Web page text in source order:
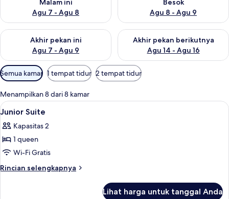
Malam ini
Agu 7 - Agu 8
Besok
Agu 8 - Agu 9
Akhir pekan ini
Agu 7 - Agu 9
Periksa ketersediaan untuk akhir pekan ini Agu 7 - Agu 9
Akhir pekan berikutnya
Agu 14 - Agu 16
Periksa ketersediaan untuk
Filter
tersedia
untuk
kamar
Semua kamar 1 tempat tidur 2 tempat tidur
Menampilkan 8 dari 8 kamar
Lihat
semua
foto
untuk
Junior
Suite
Brankas, meja kerja, ruang kerja
2
Junior Suite
Kapasitas 2
1 queen
Wi-Fi Gratis
Rincian selengkapnya
Rincian
Lihat harga untuk tanggal Anda